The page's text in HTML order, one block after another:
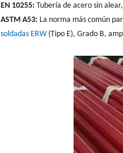
EN 10255: Tubería de acero sin
ASTM A53: La norma más común
soldadas ERW(Tipo E), Grado B,